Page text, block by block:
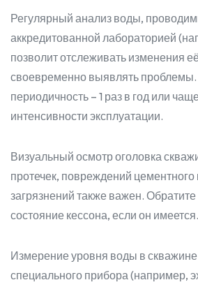
Регулярный анализ воды,
аккредитованной лабораторией
позволит отслеживать изменения
своевременно выявлять
периодичность – 1 раз в год или
интенсивности эксплуатации.
Визуальный осмотр оголовка
протечек, повреждений цементного
загрязнений также важен.
состояние кессона, если он имеется.
Измерение уровня воды в
специального прибора (например,